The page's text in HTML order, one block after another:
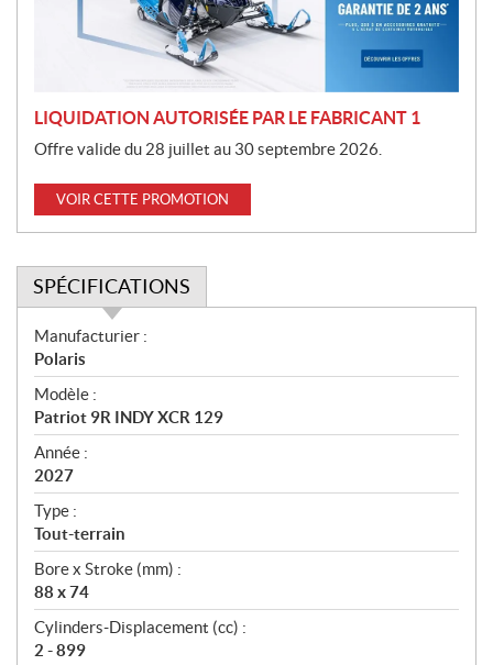
LIQUIDATION AUTORISÉE PAR LE FABRICANT 1
Offre valide du 28 juillet au 30 septembre 2026.
VOIR CETTE PROMOTION
SPÉCIFICATIONS
S
p
é
c
i
f
i
c
a
t
i
o
n
s
Manufacturier :
Polaris
Modèle :
Patriot 9R INDY XCR 129
Année :
2027
Type :
Tout-terrain
Bore x Stroke (mm) :
88 x 74
Cylinders-Displacement (cc) :
2 - 899